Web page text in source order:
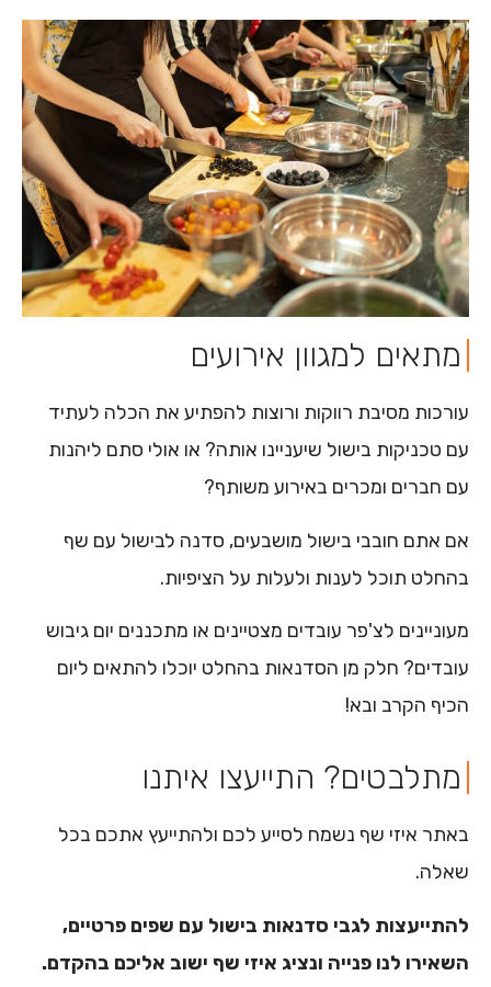
מתאים למגוון אירועים
עורכות מסיבת רווקות ורוצות להפתיע את הכלה לעתיד
עם טכניקות בישול שיעניינו אותה? או אולי סתם ליהנות
עם חברים ומכרים באירוע משותף?
אם אתם חובבי בישול מושבעים, סדנה לבישול עם שף
בהחלט תוכל לענות ולעלות על הציפיות.
מעוניינים לצ'פר עובדים מצטיינים או מתכננים יום גיבוש
עובדים? חלק מן הסדנאות בהחלט יוכלו להתאים ליום
הכיף הקרב ובא!
מתלבטים? התייעצו איתנו
באתר איזי שף נשמח לסייע לכם ולהתייעץ אתכם בכל
שאלה.
להתייעצות לגבי סדנאות בישול עם שפים פרטיים,
השאירו לנו פנייה ונציג איזי שף ישוב אליכם בהקדם.